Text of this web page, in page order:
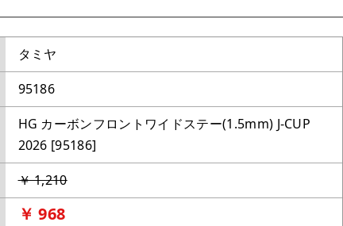
タミヤ
95186
HG カーボンフロントワイドステー(1.5mm) J-CUP
2026 [95186]
￥ 1,210
￥ 968